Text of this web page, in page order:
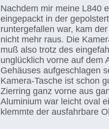
Nachdem mir meine L840
eingepackt in der
runtergefallen war, kam
nicht mehr raus. Die
muß also trotz des
unglücklich vorne auf dem
Gehäuses aufgeschlagen
Kamera-Tasche ist schon
Zierring ganz vorne aus
Aluminium war leicht oval
klemmte der ausfahrbare